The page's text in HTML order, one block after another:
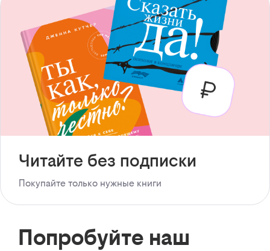
Читайте без подписки
Покупайте только нужные книги
Попробуйте наш